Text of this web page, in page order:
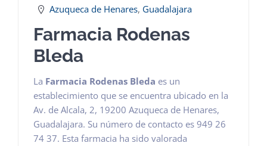
Azuqueca de Henares, Guadalajara
Farmacia Rodenas
Bleda
La Farmacia Rodenas Bleda es un
establecimiento que se encuentra ubicado en la
Av. de Alcala, 2, 19200 Azuqueca de Henares,
Guadalajara. Su número de contacto es 949 26
74 37. Esta farmacia ha sido valorada